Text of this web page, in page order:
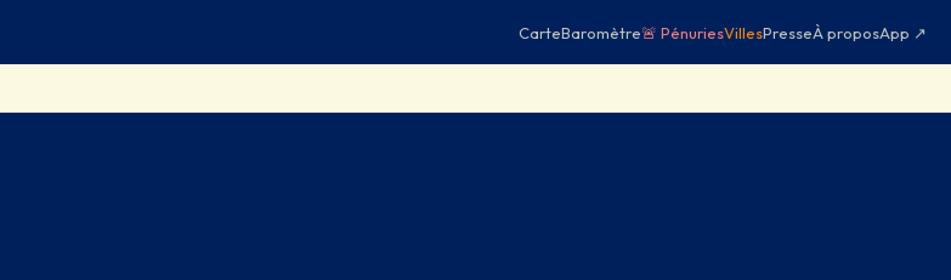
CarteBaromètre🚨 PénuriesVillesPresseÀ proposApp ↗